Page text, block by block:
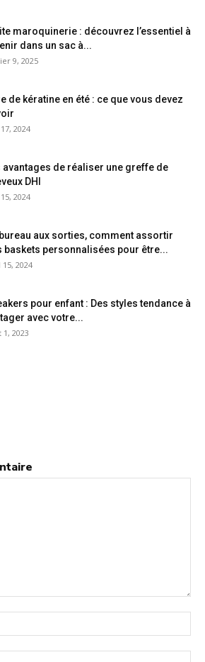
maroquinerie : découvrez l’essentiel à
dans un sac à...
9, 2025
de kératine en été : ce que vous devez
2024
avantages de réaliser une greffe de
DHI
2024
bureau aux sorties, comment assortir
baskets personnalisées pour être...
2024
pour enfant : Des styles tendance à
avec votre...
1, 2023
:*